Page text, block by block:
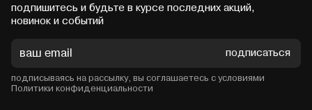
подпишитесь и будьте в курсе последних акций,
новинок и событий
подписаться
подписываясь на рассылку, вы соглашаетесь с условиями
Политики конфиденциальности